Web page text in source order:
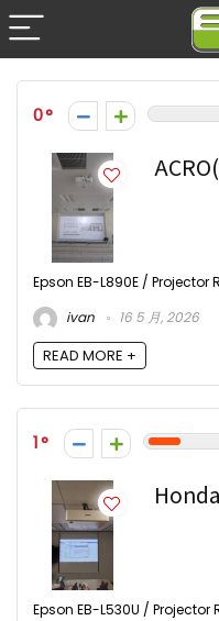
0
Epson EB-L890E /
ivan
16 5 月, 2026
READ MORE +
1
Epson EB-L530U /